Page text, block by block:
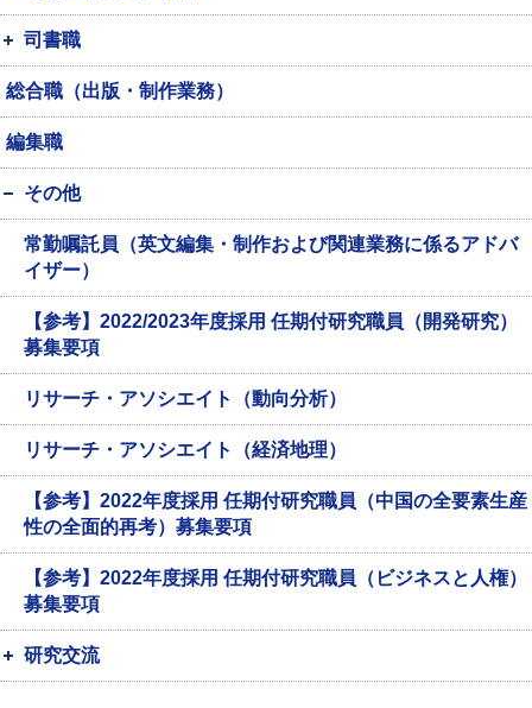
司書職
総合職（出版・制作業務）
編集職
その他
常勤嘱託員（英文編集・制作および関連業務に係るアドバ
イザー）
【参考】2022/2023年度採用 任期付研究職員（開発研究）
募集要項
リサーチ・アソシエイト（動向分析）
リサーチ・アソシエイト（経済地理）
【参考】2022年度採用 任期付研究職員（中国の全要素生産
性の全面的再考）募集要項
【参考】2022年度採用 任期付研究職員（ビジネスと人権）
募集要項
研究交流